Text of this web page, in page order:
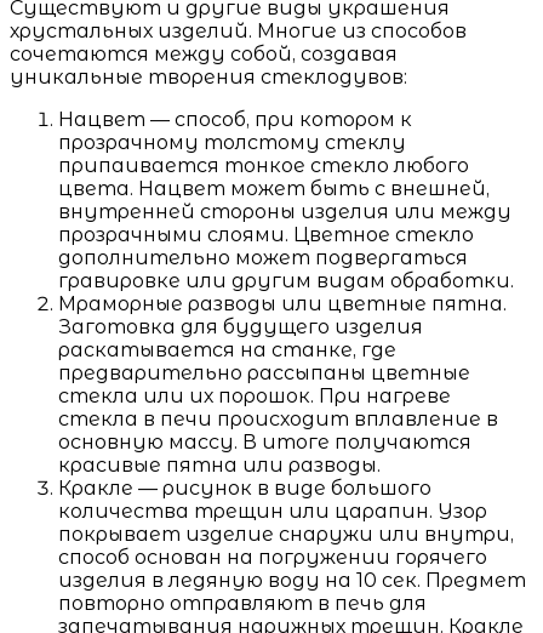
Существуют и другие виды украшения
хрустальных изделий. Многие из способов
сочетаются между собой, создавая
уникальные творения стеклодувов:
Нацвет — способ, при котором к
прозрачному толстому стеклу
припаивается тонкое стекло любого
цвета. Нацвет может быть с внешней,
внутренней стороны изделия или между
прозрачными слоями. Цветное стекло
дополнительно может подвергаться
гравировке или другим видам обработки.
Мраморные разводы или цветные пятна.
Заготовка для будущего изделия
раскатывается на станке, где
предварительно рассыпаны цветные
стекла или их порошок. При нагреве
стекла в печи происходит вплавление в
основную массу. В итоге получаются
красивые пятна или разводы.
Кракле — рисунок в виде большого
количества трещин или царапин. Узор
покрывает изделие снаружи или внутри,
способ основан на погружении горячего
изделия в ледяную воду на 10 сек. Предмет
повторно отправляют в печь для
запечатывания наружных трещин. Кракле